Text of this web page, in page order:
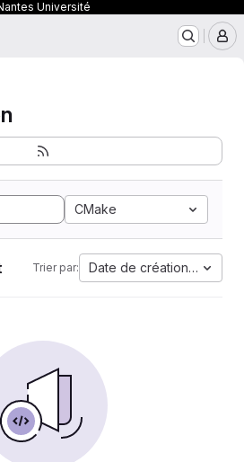
Université
CMake
Trier par: Date de création la plus